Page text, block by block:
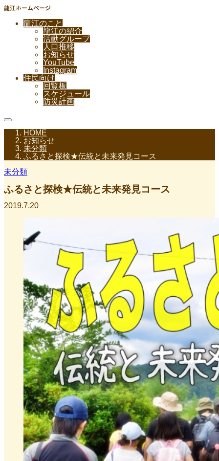
龍江ホームページ
龍江のこと
龍江の紹介
活動グループ
人口推移
お知らせ
YouTube
Instagram
住民向け
回覧板
スケジュール
防災計画
HOME
お知らせ
未分類
ふるさと探検★伝統と未来発見コース
未分類
ふるさと探検★伝統と未来発見コース
2019.7.20